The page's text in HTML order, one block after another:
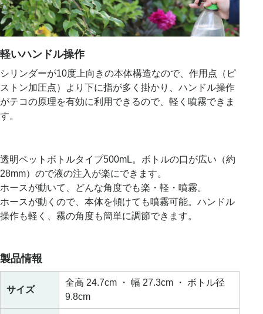
軽いハンドル操作
シリンダーが10度上向きの本体構造なので、作用点（ピ
ストン加圧点）より下に指が多く掛かり、ハンドル操作
がテコの原理を有効に利用できるので、軽く噴霧できま
す。
透明ペットボトルタイプ500mL。ボトルの口が広い（約
28mm）ので液の注入が楽にできます。
ホースが動いて、どんな角度でも楽・軽・噴霧。
ホースが動くので、本体を傾けても噴霧可能。ハンドル
操作も軽く、霧の角度も簡単に調節できます。
製品情報
サイズ
全高 24.7cm ・ 幅 27.3cm ・ ボトル径
9.8cm